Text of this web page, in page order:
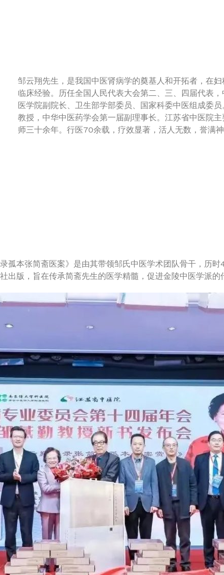
邹云翔先生，是我国中医肾病学的奠基人和开拓者，在
临床经验。历任全国人民代表大会第二、三、四届代表
医学院副院长、卫生部学部委员、国家科委中医组成委
教授，中华中医药学会第一届副理事长。江苏省中医院
师三十余年。行医70余载，疗效显著，活人无数，誉满神
孤本张简斋医案》是由其带领邹氏中医学术团队骨干，历
出版，旨在传承简斋先生的医学精髓，促进金陵中医学派的